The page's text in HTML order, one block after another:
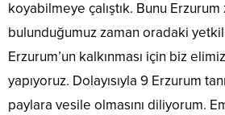
koyabilmeye çalıştık. Bunu
bulunduğumuz zaman oradaki
Erzurum’un kalkınması için biz
yapıyoruz. Dolayısıyla 9 Erzurum
paylara vesile olmasını diliyorum.